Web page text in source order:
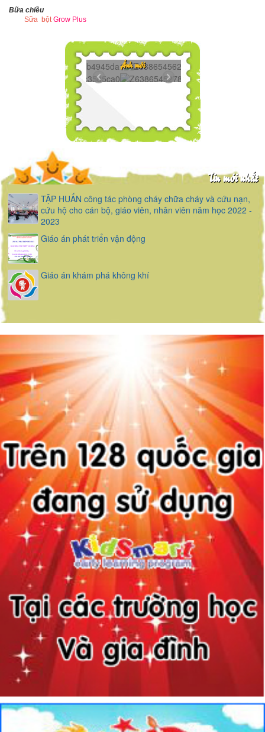
Bữa chiều
Sữa bộtGrow Plus
Ảnh mới
Tin mới nhất
TẬP HUẤN công tác phòng cháy chữa cháy và cứu nạn,
cứu hộ cho cán bộ, giáo viên, nhân viên năm học 2022 -
2023
Giáo án phát triển vận động
Giáo án khám phá không khí